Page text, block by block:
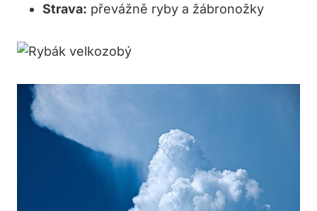
Strava: převážně ryby a žábronožky